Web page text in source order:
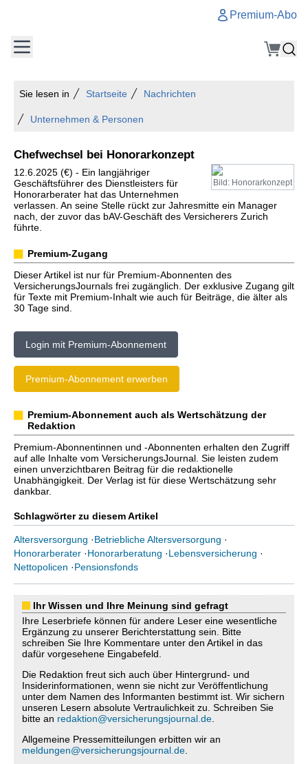
Premium-Abo
Sie lesen in Startseite Nachrichten
Unternehmen & Personen
Chefwechsel bei Honorarkonzept
Bild: Honorarkonzept
12.6.2025 (€) - Ein langjähriger
Geschäftsführer des Dienstleisters für
Honorarberater hat das Unternehmen
verlassen. An seine Stelle rückt zur Jahresmitte ein Manager
nach, der zuvor das bAV-Geschäft des Versicherers Zurich
führte.
Premium-Zugang
Dieser Artikel ist nur für Premium-Abonnenten des
VersicherungsJournals frei zugänglich. Der exklusive Zugang gilt
für Texte mit Premium-Inhalt wie auch für Beiträge, die älter als
30 Tage sind.
Login mit Premium-Abonnement
Premium-Abonnement erwerben
Premium-Abonnement auch als Wertschätzung der
Redaktion
Premium-Abonnentinnen und -Abonnenten erhalten den Zugriff
auf alle Inhalte vom VersicherungsJournal. Sie leisten zudem
einen unverzichtbaren Beitrag für die redaktionelle
Unabhängigkeit. Der Verlag ist für diese Wertschätzung sehr
dankbar.
Schlagwörter zu diesem Artikel
Altersversorgung ·Betriebliche Altersversorgung ·
Honorarberater ·Honorarberatung ·Lebensversicherung ·
Nettopolicen ·Pensionsfonds
Ihr Wissen und Ihre Meinung sind gefragt
Ihre Leserbriefe können für andere Leser eine wesentliche
Ergänzung zu unserer Berichterstattung sein. Bitte
schreiben Sie Ihre Kommentare unter den Artikel in das
dafür vorgesehene Eingabefeld.
Die Redaktion freut sich auch über Hintergrund- und
Insiderinformationen, wenn sie nicht zur Veröffentlichung
unter dem Namen des Informanten bestimmt ist. Wir sichern
unseren Lesern absolute Vertraulichkeit zu. Schreiben Sie
bitte an redaktion@versicherungsjournal.de
Allgemeine Pressemitteilungen erbitten wir an
meldungen@versicherungsjournal.de